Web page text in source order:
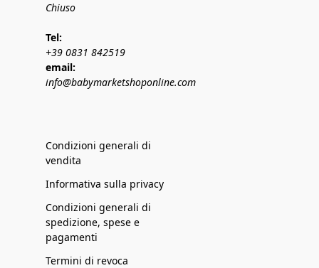
Chiuso
Tel:
+39 0831 842519
email:
info@babymarketshoponline.com
Condizioni generali di
vendita
Informativa sulla privacy
Condizioni generali di
spedizione, spese e
pagamenti
Termini di revoca